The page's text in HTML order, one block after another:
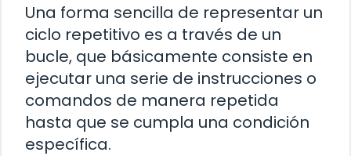
Una forma sencilla de representar un
ciclo repetitivo es a través de un
bucle, que básicamente consiste en
ejecutar una serie de instrucciones o
comandos de manera repetida
hasta que se cumpla una condición
específica.